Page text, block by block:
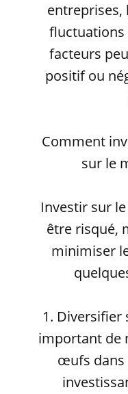
entreprises,
fluctuations
facteurs
positif ou
Comment
sur le
Investir sur
être risqué,
minimiser
1. Diversifier
important de
œufs dans